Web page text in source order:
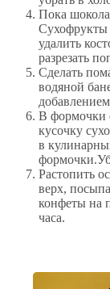
Пока
Сухофрукты
удалить
разрезать
Сделать
водяной
В формочки
кусочку
в
Растопить
верх,
конфеты на
часа.